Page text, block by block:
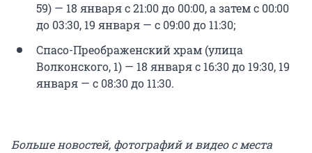
59) — 18 января с 21:00 до 00:00, а затем с 00:00
до 03:30, 19 января — с 09:00 до 11:30;
Спасо-Преображенский храм (улица
Волконского, 1) — 18 января с 16:30 до 19:30, 19
января — с 08:30 до 11:30.
Больше новостей, фотографий и видео с места